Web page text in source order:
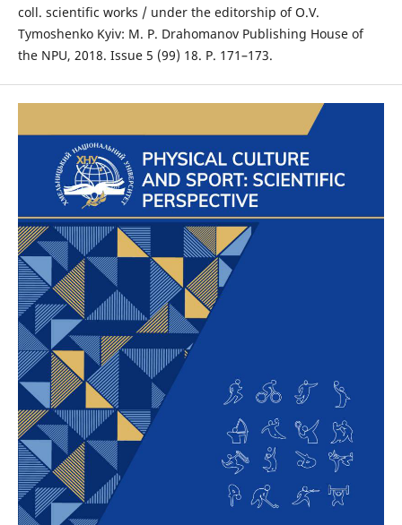
coll. scientific works / under the editorship of O.V.
Tymoshenko Kyiv: M. P. Drahomanov Publishing House of
the NPU, 2018. Issue 5 (99) 18. P. 171–173.